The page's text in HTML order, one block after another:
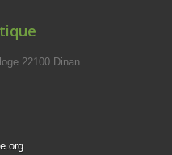
22100 Dinan